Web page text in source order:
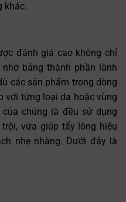
khác.
đánh giá cao không chỉ
bảng thành phần lành
các sản phẩm trong dòng
với từng loại da hoặc vùng
chúng là đều sử dụng
vừa giúp tẩy lông hiệu
nhẹ nhàng. Dưới đây là